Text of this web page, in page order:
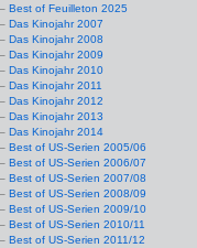
Best of Feuilleton 2025
Das Kinojahr 2007
Das Kinojahr 2008
Das Kinojahr 2009
Das Kinojahr 2010
Das Kinojahr 2011
Das Kinojahr 2012
Das Kinojahr 2013
Das Kinojahr 2014
Best of US-Serien 2005/06
Best of US-Serien 2006/07
Best of US-Serien 2007/08
Best of US-Serien 2008/09
Best of US-Serien 2009/10
Best of US-Serien 2010/11
Best of US-Serien 2011/12